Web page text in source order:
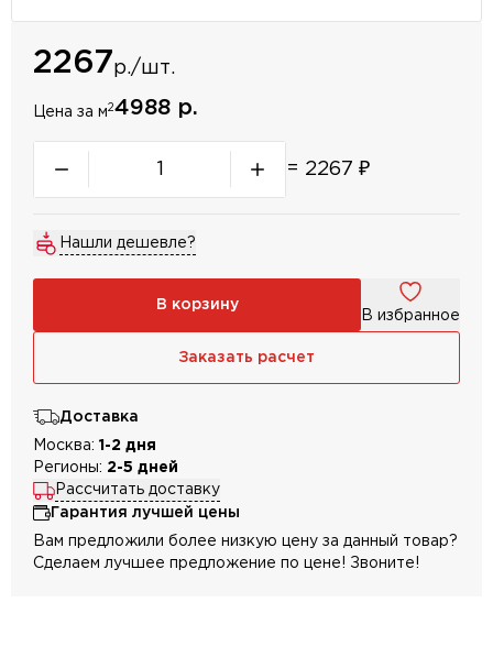
2267р./шт.
Цена за м24988 р.
= 2267 ₽
Нашли дешевле?
В корзину
В избранное
Заказать расчет
Доставка
Москва: 1-2 дня
Регионы: 2-5 дней
Рассчитать доставку
Гарантия лучшей цены
Вам предложили более низкую цену за данный товар?
Сделаем лучшее предложение по цене! Звоните!